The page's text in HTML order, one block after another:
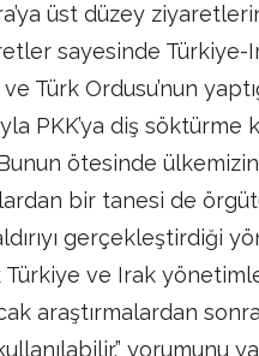
üst düzey
sayesinde
Türk Ordusu’nun
PKK’ya diş
ötesinde ülkemizin
bir tanesi de
gerçekleştirdiği
Türkiye ve Irak
araştırmalardan
yorumunu